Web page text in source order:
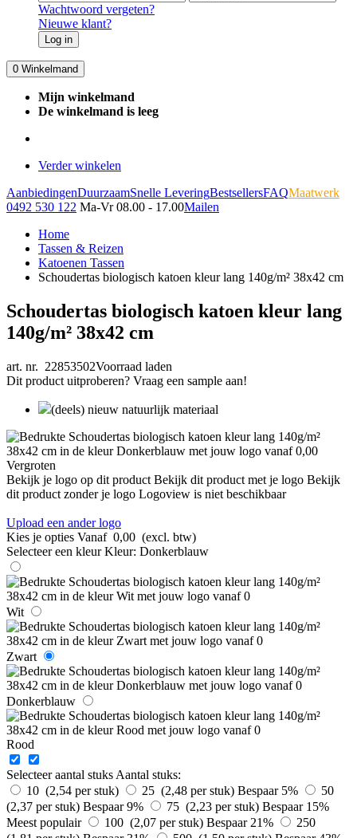
Wachtwoord vergeten?
Nieuwe klant?
Log in
0 Winkelmand
Mijn winkelmand
De winkelmand is leeg
Verder winkelen
AanbiedingenDuurzaamSnelle LeveringBestsellersFAQMaatwerk
0492 530 122 Ma-Vr 08.00 - 17.00Mailen
Home
Tassen & Reizen
Katoenen Tassen
Schoudertas biologisch katoen kleur lang 140g/m² 38x42 cm
Schoudertas biologisch katoen kleur lang
140g/m² 38x42 cm
art. nr. 22853502Voorraad laden
Dit product uitproberen? Vraag een sample aan!
(deels) nieuw natuurlijk materiaal
Vergroten
Bekijk je logo op dit product Bekijk dit product met je logo Bekijk
dit product zonder je logo Logoview is niet beschikbaar
Upload een ander logo
Kies je opties Vanaf 0,00 (excl. btw)
Selecteer een kleur Kleur: Donkerblauw
Wit
Zwart
Donkerblauw
Rood
Selecteer aantal stuks Aantal stuks:
10 (2,54 per stuk)
25 (2,48 per stuk) Bespaar 5%
50
(2,37 per stuk) Bespaar 9% 75 (2,23 per stuk) Bespaar 15%
Meest populair
100 (2,07 per stuk) Bespaar 21%
250